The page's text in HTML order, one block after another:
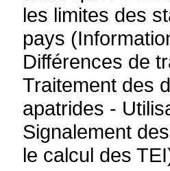
les limites des
pays
Différences de
Traitement des
apatrides -
Signalement
le calcul des